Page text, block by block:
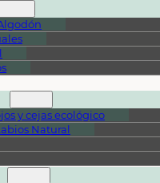
y cejas ecológico
Natural